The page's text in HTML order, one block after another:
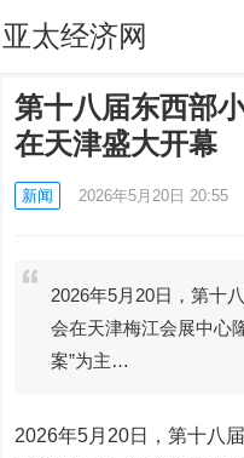
亚太经济网
第十八届东西部
在天津盛大开幕
新闻 2026年5月20日 20:55
2026年5月20日，第十
会在天津梅江会展中心
案”为主…
2026年5月20日，第十八